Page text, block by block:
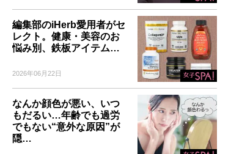
編集部のiHerb愛用者がセ
レクト。健康・美容のお
悩み別、鉄板アイテム…
2026年06月22日
なんか顔色が悪い、いつ
もだるい…年齢でも過労
でもない“意外な原因”が
隠…